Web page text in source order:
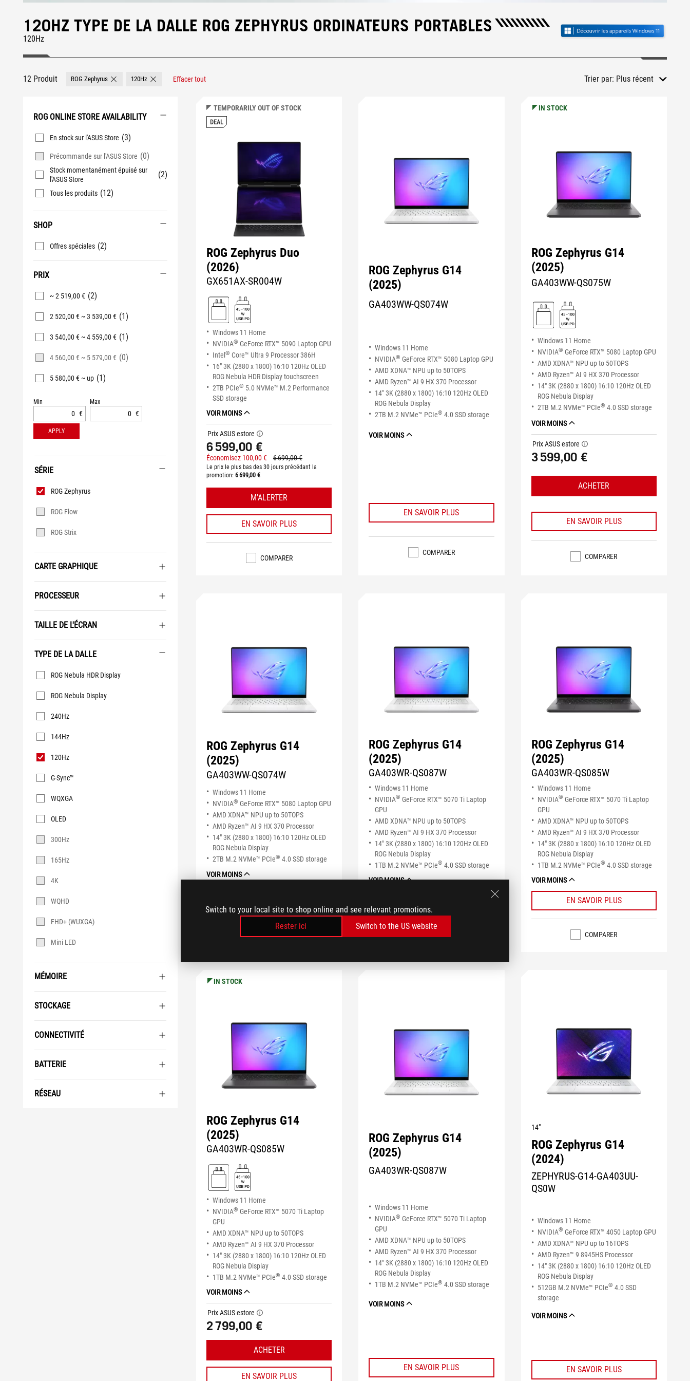
Switch to your local site to shop online and see relevant promotions.
Rester ici
Switch to the US website
120HZ TYPE DE LA DALLE ROG ZEPHYRUS ORDINATEURS PORTABLES
120Hz
12 Produit ROG Zephyrus Remove ROG Zephyrus
120Hz Remove 120Hz
Effacer tout Trier par: Plus récent
ROG ONLINE STORE AVAILABILITY
En stock sur l'ASUS Store (3)
Précommande sur l'ASUS Store (0)
Stock momentanément épuisé sur
l'ASUS Store
(2)
Tous les produits (12)
SHOP
Offres spéciales (2)
PRIX
~ 2 519,00 € (2)
2 520,00 € ~ 3 539,00 € (1)
3 540,00 € ~ 4 559,00 € (1)
4 560,00 € ~ 5 579,00 € (0)
5 580,00 € ~ up (1)
Min
€
Max
€
APPLY
SÉRIE
Série
ROG Flow
ROG Zephyrus
ROG Strix
CARTE GRAPHIQUE
PROCESSEUR
TAILLE DE L'ÉCRAN
TYPE DE LA DALLE
Type
de la
ROG Nebula HDR Display
ROG Nebula Display
300Hz
240Hz
165Hz
144Hz
120Hz
G-Sync™
4K
WQHD
WQXGA
FHD+ (WUXGA)
OLED
Mini LED
MÉMOIRE
STOCKAGE
CONNECTIVITÉ
BATTERIE
RÉSEAU
TEMPORARILY OUT OF STOCK
DEAL
ROG Zephyrus Duo
(2026)
GX651AX-SR004W
Windows 11 Home
NVIDIA® GeForce RTX™ 5090 Laptop GPU
Intel ® Core™ Ultra 9 Processor 386H
16" 3K (2880 x 1800) 16:10 120Hz OLED
ROG Nebula HDR Display touchscreen
2TB PCIe® 5.0 NVMe™ M.2 Performance
SSD storage
VOIR MOINS
Prix ASUS estore tooltip
6 599,00 €
Économisez 100,00 € 6 699,00 €
Le prix le plus bas des 30 jours précédant la
promotion: 6 699,00 €
M'ALERTER
EN SAVOIR PLUS
COMPARER
ROG Zephyrus G14
(2025)
GA403WW-QS074W
Windows 11 Home
NVIDIA® GeForce RTX™ 5080 Laptop GPU
AMD XDNA™ NPU up to 50TOPS
AMD Ryzen™ AI 9 HX 370 Processor
14" 3K (2880 x 1800) 16:10 120Hz OLED
ROG Nebula Display
2TB M.2 NVMe™ PCIe® 4.0 SSD storage
VOIR MOINS
EN SAVOIR PLUS
COMPARER
IN STOCK
ROG Zephyrus G14
(2025)
GA403WW-QS075W
Windows 11 Home
NVIDIA® GeForce RTX™ 5080 Laptop GPU
AMD XDNA™ NPU up to 50TOPS
AMD Ryzen™ AI 9 HX 370 Processor
14" 3K (2880 x 1800) 16:10 120Hz OLED
ROG Nebula Display
2TB M.2 NVMe™ PCIe® 4.0 SSD storage
VOIR MOINS
Prix ASUS estore tooltip
3 599,00 €
ACHETER
EN SAVOIR PLUS
COMPARER
ROG Zephyrus G14
(2025)
GA403WW-QS074W
Windows 11 Home
NVIDIA® GeForce RTX™ 5080 Laptop GPU
AMD XDNA™ NPU up to 50TOPS
AMD Ryzen™ AI 9 HX 370 Processor
14" 3K (2880 x 1800) 16:10 120Hz OLED
ROG Nebula Display
2TB M.2 NVMe™ PCIe® 4.0 SSD storage
VOIR MOINS
ROG Zephyrus G14
(2025)
GA403WR-QS087W
Windows 11 Home
NVIDIA® GeForce RTX™ 5070 Ti Laptop
GPU
AMD XDNA™ NPU up to 50TOPS
AMD Ryzen™ AI 9 HX 370 Processor
14" 3K (2880 x 1800) 16:10 120Hz OLED
ROG Nebula Display
1TB M.2 NVMe™ PCIe® 4.0 SSD storage
VOIR MOINS
ROG Zephyrus G14
(2025)
GA403WR-QS085W
Windows 11 Home
NVIDIA® GeForce RTX™ 5070 Ti Laptop
GPU
AMD XDNA™ NPU up to 50TOPS
AMD Ryzen™ AI 9 HX 370 Processor
14" 3K (2880 x 1800) 16:10 120Hz OLED
ROG Nebula Display
1TB M.2 NVMe™ PCIe® 4.0 SSD storage
VOIR MOINS
EN SAVOIR PLUS
COMPARER
IN STOCK
ROG Zephyrus G14
(2025)
GA403WR-QS085W
Windows 11 Home
NVIDIA® GeForce RTX™ 5070 Ti Laptop
GPU
AMD XDNA™ NPU up to 50TOPS
AMD Ryzen™ AI 9 HX 370 Processor
14" 3K (2880 x 1800) 16:10 120Hz OLED
ROG Nebula Display
1TB M.2 NVMe™ PCIe® 4.0 SSD storage
VOIR MOINS
Prix ASUS estore tooltip
2 799,00 €
ACHETER
EN SAVOIR PLUS
ROG Zephyrus G14
(2025)
GA403WR-QS087W
Windows 11 Home
NVIDIA® GeForce RTX™ 5070 Ti Laptop
GPU
AMD XDNA™ NPU up to 50TOPS
AMD Ryzen™ AI 9 HX 370 Processor
14" 3K (2880 x 1800) 16:10 120Hz OLED
ROG Nebula Display
1TB M.2 NVMe™ PCIe® 4.0 SSD storage
VOIR MOINS
EN SAVOIR PLUS
14"
ROG Zephyrus G14
(2024)
ZEPHYRUS-G14-GA403UU-
QS0W
Windows 11 Home
NVIDIA® GeForce RTX™ 4050 Laptop GPU
AMD XDNA™ NPU up to 16TOPS
AMD Ryzen™ 9 8945HS Processor
14" 3K (2880 x 1800) 16:10 120Hz OLED
ROG Nebula Display
512GB M.2 NVMe™ PCIe® 4.0 SSD
storage
VOIR MOINS
EN SAVOIR PLUS